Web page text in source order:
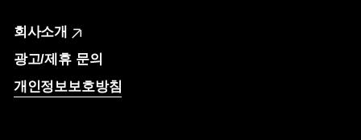
회사소개
광고/제휴 문의
개인정보보호방침